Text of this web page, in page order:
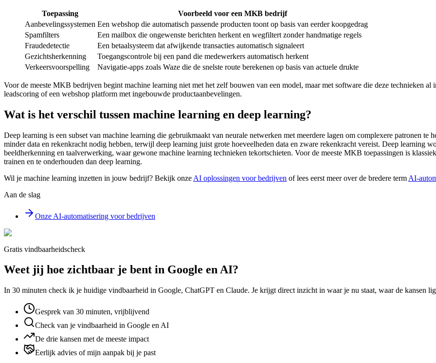
Toepassing
Voorbeeld voor een MKB bedrijf
Aanbevelingssystemen Een webshop die automatisch passende producten toont op basis van eerder koopgedrag
Spamfilters
Een mailbox die ongewenste berichten herkent en wegfiltert zonder handmatige regels
Fraudedetectie
Een betaalsysteem dat afwijkende transacties automatisch signaleert
Gezichtsherkenning
Toegangscontrole bij een pand die medewerkers automatisch herkent
Verkeersvoorspelling
Navigatie-apps zoals Waze die de snelste route berekenen op basis van actuele drukte
Voor de meeste MKB bedrijven begint machine learning niet met het zelf bouwen van een model, maar met software die deze technieken al
leadscoring of een webshop platform met ingebouwde productaanbevelingen.
Wat is het verschil tussen machine learning en deep learning?
Deep learning is een subset van machine learning die gebruikmaakt van neurale netwerken met meerdere lagen om complexere patronen te
minder data en rekenkracht nodig hebben, terwijl deep learning juist grote hoeveelheden data en zware rekenkracht vereist. Deep learning
beeldherkenning en taalverwerking, waar gewone machine learning technieken tekortschieten. Voor de meeste MKB toepassingen is
trainen en te onderhouden dan deep learning.
Wil je machine learning inzetten in jouw bedrijf? Bekijk onze AI oplossingen voor bedrijven of lees eerst meer over de bredere term AI-
Aan de slag
Onze AI-automatisering voor bedrijven
Gratis vindbaarheidscheck
Weet jij hoe zichtbaar je bent in Google en AI?
In 30 minuten check ik je huidige vindbaarheid in Google, ChatGPT en Claude. Je krijgt direct inzicht in waar je nu staat, waar de kansen
Gesprek van 30 minuten, vrijblijvend
Check van je vindbaarheid in Google en AI
De drie kansen met de meeste impact
Eerlijk advies of mijn aanpak bij je past